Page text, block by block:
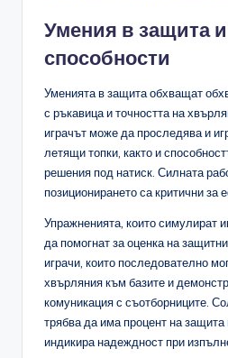
Умения в защита
способности
Уменията в защита обхващат
с ръкавица и точността на
играчът може да проследява и
летящи топки, както и
решения под натиск. Силната
позиционирането са критични за
Упражненията, които симулират
да помогнат за оценка на
играчи, които последователно
хвърляния към базите и
комуникация с съотборниците.
трябва да има процент на
индикира надеждност при